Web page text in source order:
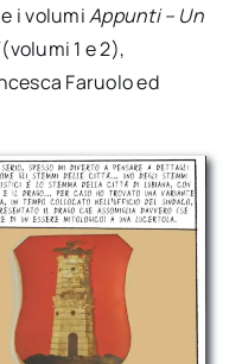
i volumiAppunti – Un
1 e 2),
Faruolo ed